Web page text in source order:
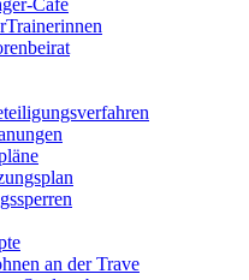
Café
an der Trave